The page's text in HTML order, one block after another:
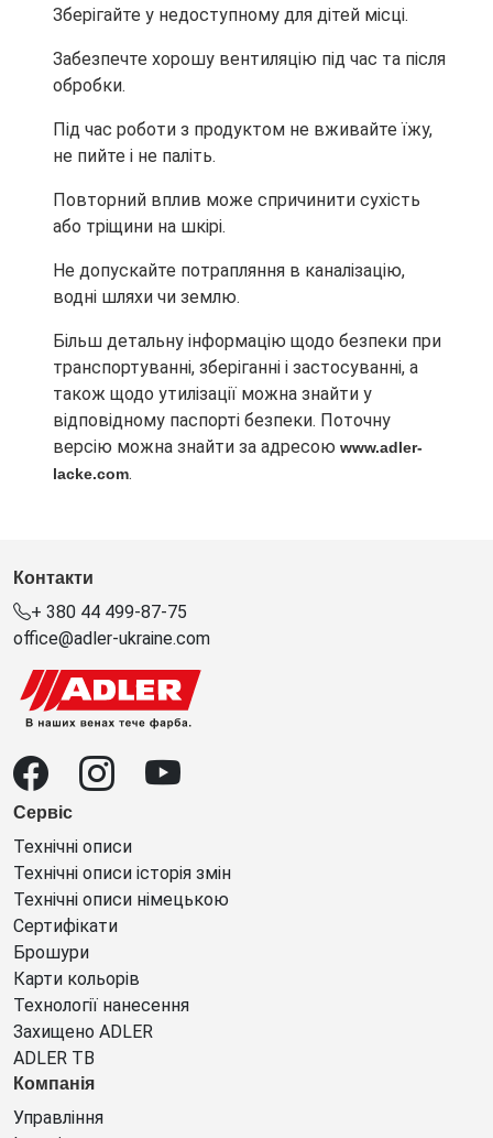
Зберігайте у недоступному для дітей місці.
Забезпечте хорошу вентиляцію під час та після
обробки.
Під час роботи з продуктом не вживайте їжу,
не пийте і не паліть.
Повторний вплив може спричинити сухість
або тріщини на шкірі.
Не допускайте потрапляння в каналізацію,
водні шляхи чи землю.
Більш детальну інформацію щодо безпеки при
транспортуванні, зберіганні і застосуванні, а
також щодо утилізації можна знайти у
відповідному паспорті безпеки. Поточну
версію можна знайти за адресою www.adler-
lacke.com.
Контакти
+ 380 44 499-87-75
office@adler-ukraine.com
Сервіс
Технічні описи
Технічні описи історія змін
Технічні описи німецькою
Сертифікати
Брошури
Карти кольорів
Технології нанесення
Захищено ADLER
ADLER ТВ
Компанія
Управління